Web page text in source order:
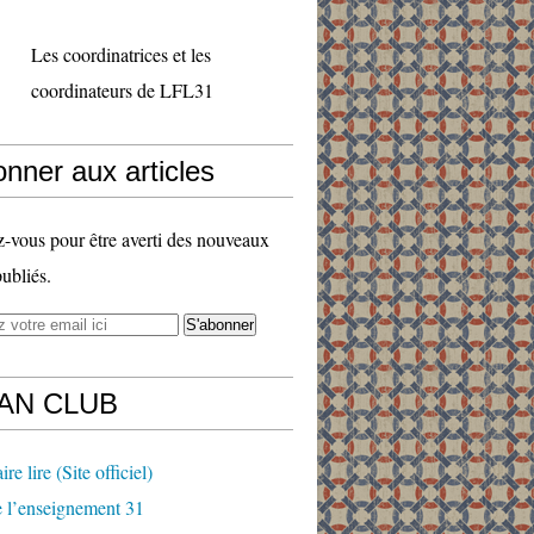
Les coordinatrices et les
coordinateurs de LFL31
aux articles
vous pour être averti des nouveaux
CLUB
lire (Site officiel)
31